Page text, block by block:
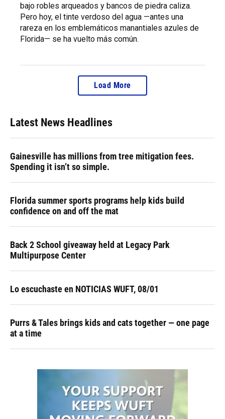
bajo robles arqueados y bancos de piedra caliza.
Pero hoy, el tinte verdoso del agua —antes una
rareza en los emblemáticos manantiales azules de
Florida— se ha vuelto más común.
Load More
Latest News Headlines
Gainesville has millions from tree mitigation fees.
Spending it isn’t so simple.
Florida summer sports programs help kids build
confidence on and off the mat
Back 2 School giveaway held at Legacy Park
Multipurpose Center
Lo escuchaste en NOTICIAS WUFT, 08/01
Purrs & Tales brings kids and cats together — one page
at a time